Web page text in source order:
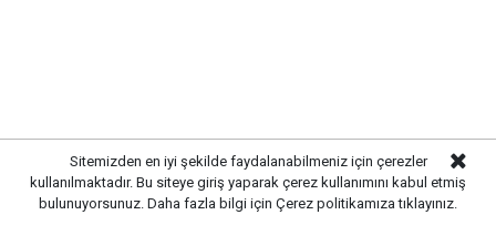
Sitemizden en iyi şekilde faydalanabilmeniz için çerezler
kullanılmaktadır. Bu siteye giriş yaparak çerez kullanımını kabul etmiş
bulunuyorsunuz. Daha fazla bilgi için Çerez politikamıza tıklayınız.